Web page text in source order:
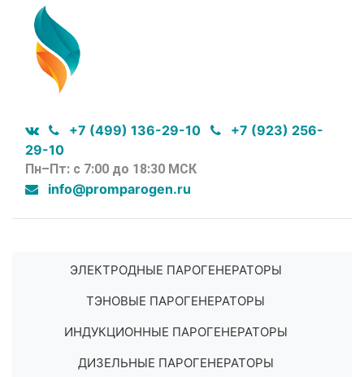
+7 (499) 136-29-10
+7 (923) 256-
29-10
Пн–Пт: с 7:00 до 18:30 МСК
info@promparogen.ru
ЭЛЕКТРОДНЫЕ ПАРОГЕНЕРАТОРЫ
ТЭНОВЫЕ ПАРОГЕНЕРАТОРЫ
ИНДУКЦИОННЫЕ ПАРОГЕНЕРАТОРЫ
ДИЗЕЛЬНЫЕ ПАРОГЕНЕРАТОРЫ